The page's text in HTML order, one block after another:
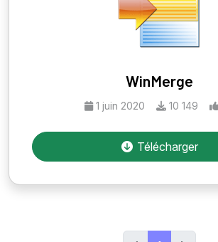
WinMerge
1 juin 2020 10 149
Télécharger